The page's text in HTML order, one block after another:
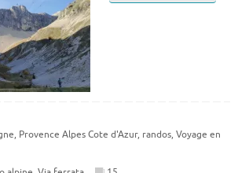
, Provence Alpes Cote d'Azur, randos, Voyage en